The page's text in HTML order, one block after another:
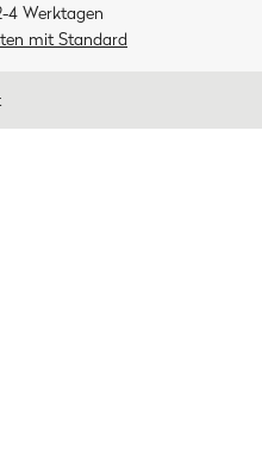
4 Werktagen
mit Standard